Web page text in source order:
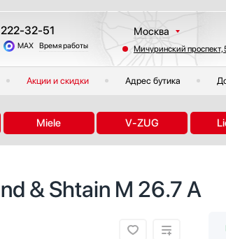
32-51
MAX Время работы
Москва
Санкт-Петербург
Казань
Екатеринбург
Другие регионы
Мичуринский проспект,
Акции и скидки Адрес бутика
Miele V-ZUG
& Shtain M 26.7 A